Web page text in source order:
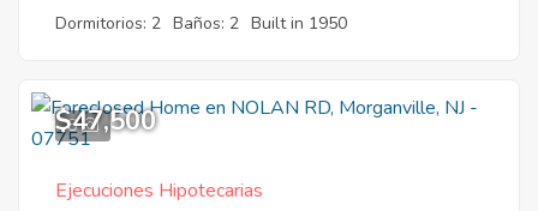
Dormitorios: 2 Baños: 2 Built in 1950
8
$47,500
Ejecuciones Hipotecarias